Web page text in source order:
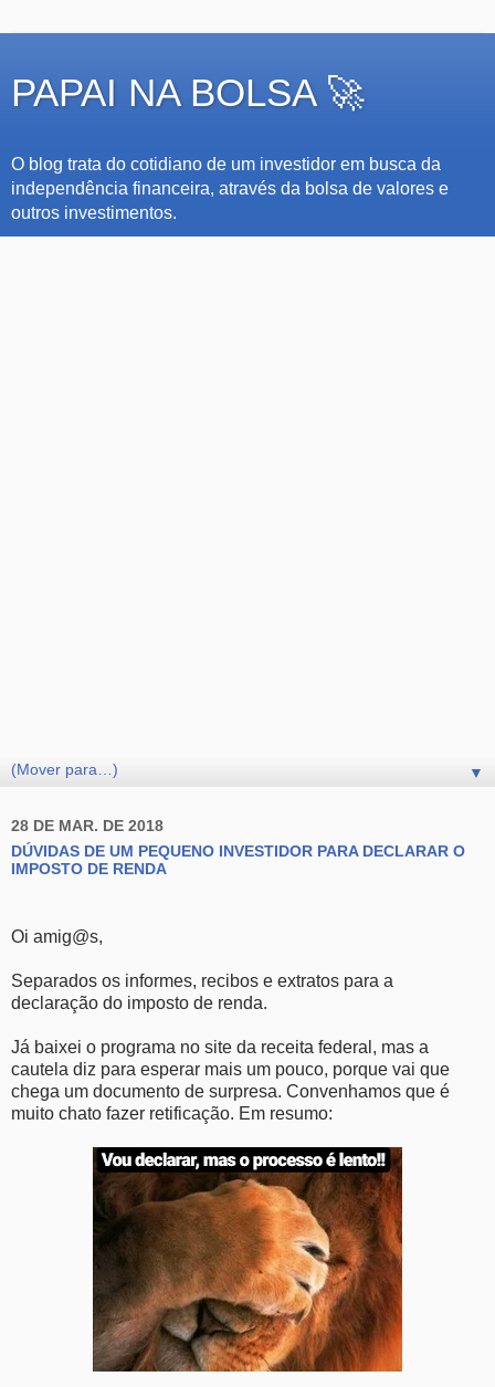
PAPAI NA BOLSA 🚀
O blog trata do cotidiano de um investidor em busca da
independência financeira, através da bolsa de valores e
outros investimentos.
▼
28 DE MAR. DE 2018
DÚVIDAS DE UM PEQUENO INVESTIDOR PARA DECLARAR O
IMPOSTO DE RENDA
Oi amig@s,
Separados os informes, recibos e extratos para a
declaração do imposto de renda.
Já baixei o programa no site da receita federal, mas a
cautela diz para esperar mais um pouco, porque vai que
chega um documento de surpresa. Convenhamos que é
muito chato fazer retificação. Em resumo: